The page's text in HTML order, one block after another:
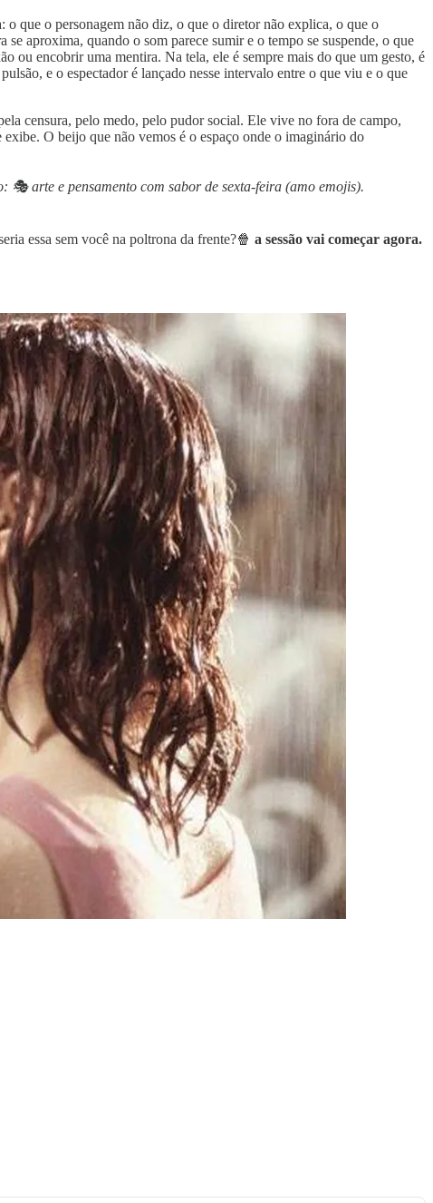
o que o personagem não diz, o que o diretor não explica, o que o
aproxima, quando o som parece sumir e o tempo se suspende, o que
ou encobrir uma mentira. Na tela, ele é sempre mais do que um gesto, é
e o espectador é lançado nesse intervalo entre o que viu e o que
censura, pelo medo, pelo pudor social. Ele vive no fora de campo,
O beijo que não vemos é o espaço onde o imaginário do
🎭 arte e pensamento com sabor de sexta-feira (amo emojis).
essa sem você na poltrona da frente?🍿 a sessão vai começar agora.